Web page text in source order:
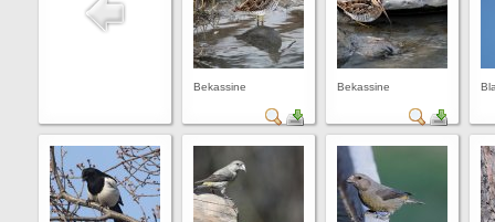
Bekassine Bekassine